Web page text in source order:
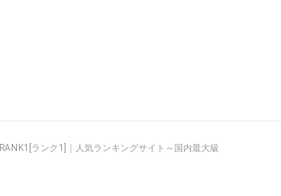
ランク1]｜人気ランキングサイト～国内最大級